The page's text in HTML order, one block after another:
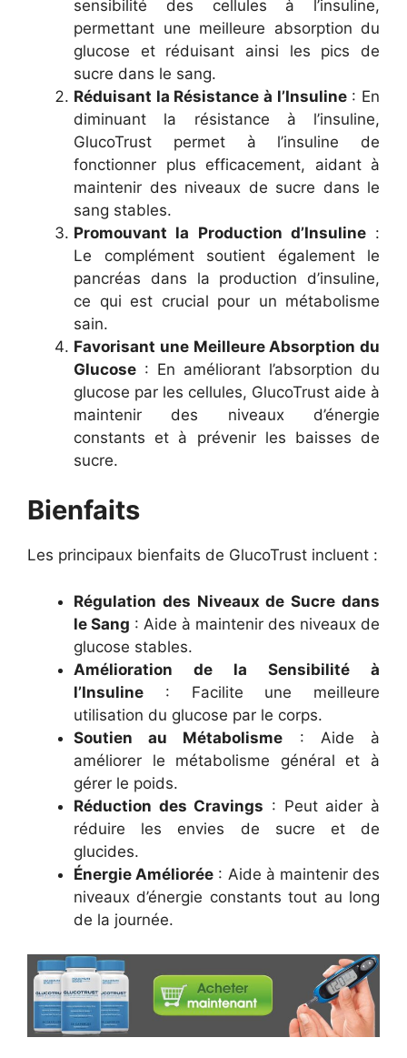
sensibilité des cellules à l’insuline,
permettant une meilleure absorption du
glucose et réduisant ainsi les pics de
sucre dans le sang.
Réduisant la Résistance à l’Insuline: En
diminuant la résistance à l’insuline,
GlucoTrust permet à l’insuline de
fonctionner plus efficacement, aidant à
maintenir des niveaux de sucre dans le
sang stables.
Promouvant la Production d’Insuline:
Le complément soutient également le
pancréas dans la production d’insuline,
ce qui est crucial pour un métabolisme
sain.
Favorisant une Meilleure Absorption du
Glucose : En améliorant l’absorption du
glucose par les cellules, GlucoTrust aide à
maintenir des niveaux d’énergie
constants et à prévenir les baisses de
sucre.
Bienfaits
Les principaux bienfaits de GlucoTrust incluent :
Régulation des Niveaux de Sucre dans
le Sang : Aide à maintenir des niveaux de
glucose stables.
Amélioration de la Sensibilité à
l’Insuline : Facilite une meilleure
utilisation du glucose par le corps.
Soutien au Métabolisme : Aide à
améliorer le métabolisme général et à
gérer le poids.
Réduction des Cravings : Peut aider à
réduire les envies de sucre et de
glucides.
Énergie Améliorée : Aide à maintenir des
niveaux d’énergie constants tout au long
de la journée.